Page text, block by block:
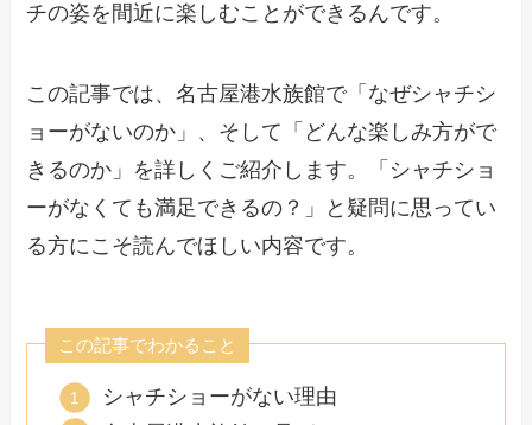
チの姿を間近に楽しむことができるんです。
この記事では、名古屋港水族館で「なぜシャチシ
ョーがないのか」、そして「どんな楽しみ方がで
きるのか」を詳しくご紹介します。「シャチショ
ーがなくても満足できるの？」と疑問に思ってい
る方にこそ読んでほしい内容です。
この記事でわかること
シャチショーがない理由